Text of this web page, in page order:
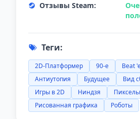
Отзывы Steam:
Теги:
2D-Платформер 90-е
Beat
Антиутопия
Будущее
Вид
Игры в 2D
Ниндзя
Рисованная графика
Роботы